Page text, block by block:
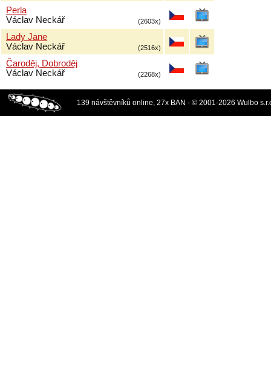
Perla
Václav Neckář
(2603x)
Lady Jane
Václav Neckář
(2516x)
Čaroděj, Dobroděj
Václav Neckář
(2268x)
139 návštěvníků online, 27x BAN - © 2001-2026 Wulbo